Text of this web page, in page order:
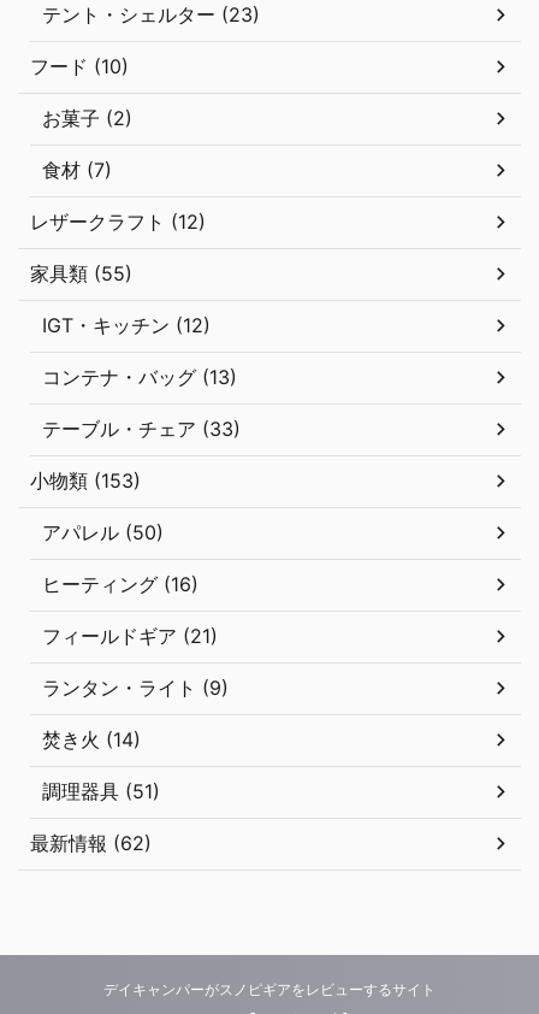
テント・シェルター (23)
フード (10)
お菓子 (2)
食材 (7)
レザークラフト (12)
家具類 (55)
IGT・キッチン (12)
コンテナ・バッグ (13)
テーブル・チェア (33)
小物類 (153)
アパレル (50)
ヒーティング (16)
フィールドギア (21)
ランタン・ライト (9)
焚き火 (14)
調理器具 (51)
最新情報 (62)
デイキャンパーがスノピギアをレビューするサイト